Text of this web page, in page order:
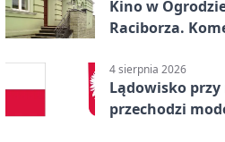
Kino w
Raciborza.
4 sierpnia 2026
Lądowisko
przechodzi